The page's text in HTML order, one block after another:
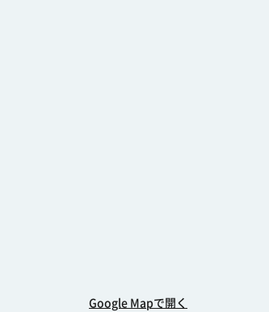
Google Mapで開く